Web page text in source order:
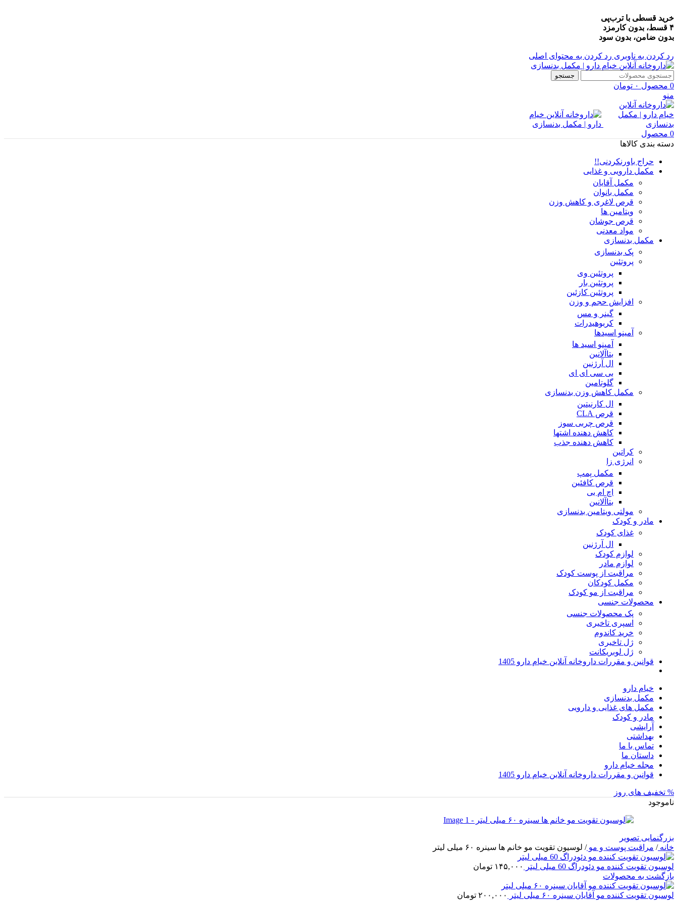
خرید قسطی با ترب‌پی
۴ قسط، بدون کارمزد
بدون ضامن، بدون سود
رد کردن به ناوبری رد کردن به محتوای اصلی
جستجو
0 محصول ۰ تومان
منو
0 محصول
دسته بندی کالاها
حراج باورنکردنی!!
مکمل دارویی و غذایی
مکمل آقایان
مکمل بانوان
قرص لاغری و کاهش وزن
ویتامین ها
قرص جوشان
مواد معدنی
مکمل بدنسازی
پک بدنسازی
پروتئین
پروتئین وی
پروتئین بار
پروتئین کازئین
افزایش حجم و وزن
گینر و مس
کربوهیدرات
آمینو اسیدها
آمینو اسید ها
بتاآلانین
ال آرژنین
بی سی ای ای
گلوتامین
مکمل کاهش وزن بدنسازی
ال کارنیتین
قرص CLA
قرص چربی سوز
کاهش دهنده اشتها
کاهش دهنده جذب
کراتین
انرژی زا
مکمل پمپ
قرص کافئین
اچ ام بی
بتاآلانین
مولتی ویتامین بدنسازی
مادر و کودک
غذای کودک
ال آرژنین
لوازم کودک
لوازم مادر
مراقبت از پوست کودک
مکمل کودکان
مراقبت از مو کودک
محصولات جنسی
پک محصولات جنسی
اسپری تاخیری
خرید کاندوم
ژل تاخیری
ژل لوبریکانت
قوانین و مقررات داروخانه آنلاین خیام دارو 1405
خیام دارو
مکمل بدنسازی
مکمل های غذایی و دارویی
مادر و کودک
آرایشی
بهداشتی
تماس با ما
داستان ما
مجله خیام دارو
قوانین و مقررات داروخانه آنلاین خیام دارو 1405
% تخفیف های روز
ناموجود
بزرگنمایی تصویر
خانه/ مراقبت پوست و مو/ لوسیون تقویت مو خانم ها سینره ۶۰ میلی لیتر
لوسیون تقویت کننده مو دئودراگ 60 میلی لیتر ۱۴۵,۰۰۰ تومان
بازگشت به محصولات
لوسیون تقویت کننده مو آقایان سینره ۶۰ میلی لیتر ۲۰۰,۰۰۰ تومان